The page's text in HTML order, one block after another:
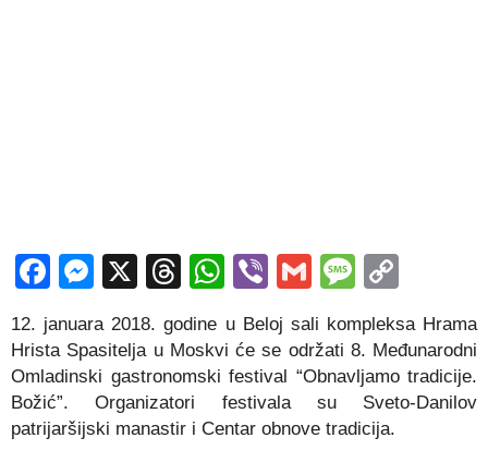
Facebook
Messenger
X Threads
WhatsApp
ViberGmail
12. januara 2018. godine u Beloj sali kompleksa Hrama
Hrista Spasitelja u Moskvi će se održati 8. Međunarodni
Omladinski gastronomski festival “Obnavljamo tradicije.
Božić”. Organizatori festivala su Sveto-Danilov
patrijaršijski manastir i Centar obnove tradicija.